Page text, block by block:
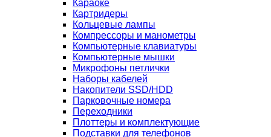
Караоке
Картридеры
Кольцевые лампы
Компрессоры и манометры
Компьютерные клавиатуры
Компьютерные мышки
Микрофоны петлички
Наборы кабелей
Накопители SSD/HDD
Парковочные номера
Переходники
Плоттеры и комплектующие
Подставки для телефонов